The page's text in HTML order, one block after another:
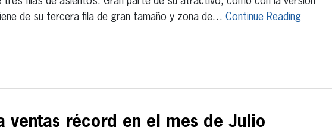
de su tercera fila de gran tamaño y zona de… Continue Reading
ventas récord en el mes de Julio